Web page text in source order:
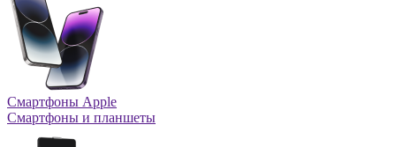
Смартфоны Apple
Смартфоны и планшеты